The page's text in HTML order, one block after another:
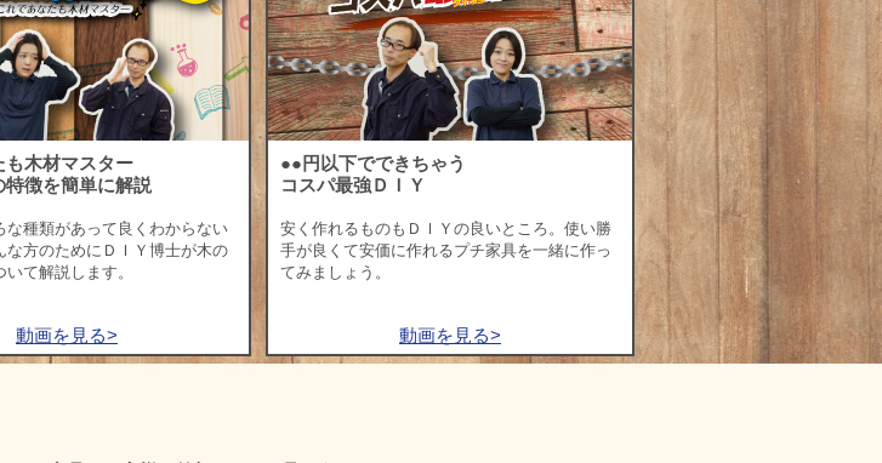
も木材マスター
特徴を簡単に解説
な種類があって良くわからない
な方のためにＤＩＹ博士が木の
て解説します。
動画を見る>
●●円以下でできちゃう
コスパ最強ＤＩＹ
安く作れるものもＤＩＹの良いところ。使い勝
手が良くて安価に作れるプチ家具を一緒に作っ
てみましょう。
動画を見る>